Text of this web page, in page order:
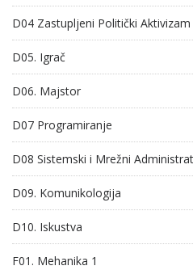
D04 Zastupljeni Politički Aktivizam
D05. Igrač
D06. Majstor
D07 Programiranje
D08 Sistemski i Mrežni
D09. Komunikologija
D10. Iskustva
F01. Mehanika 1